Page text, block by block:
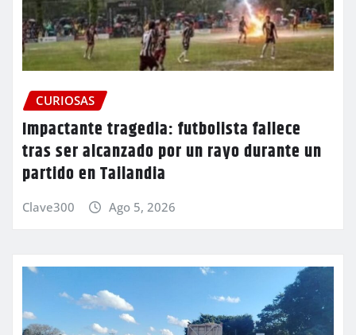
CURIOSAS
Impactante tragedia: futbolista fallece
tras ser alcanzado por un rayo durante un
partido en Tailandia
Clave300 Ago 5, 2026